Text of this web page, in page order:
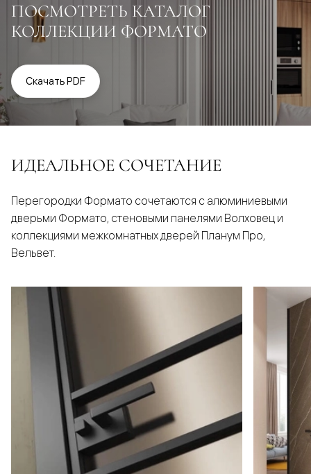
ПОСМОТРЕТЬ КАТАЛОГ
КОЛЛЕКЦИИ ФОРМАТО
Скачать PDF
ИДЕАЛЬНОЕ СОЧЕТАНИЕ
Перегородки Формато сочетаются с алюминиевыми
дверьми Формато, стеновыми панелями Волховец и
коллекциями межкомнатных дверей Планум Про,
Вельвет.